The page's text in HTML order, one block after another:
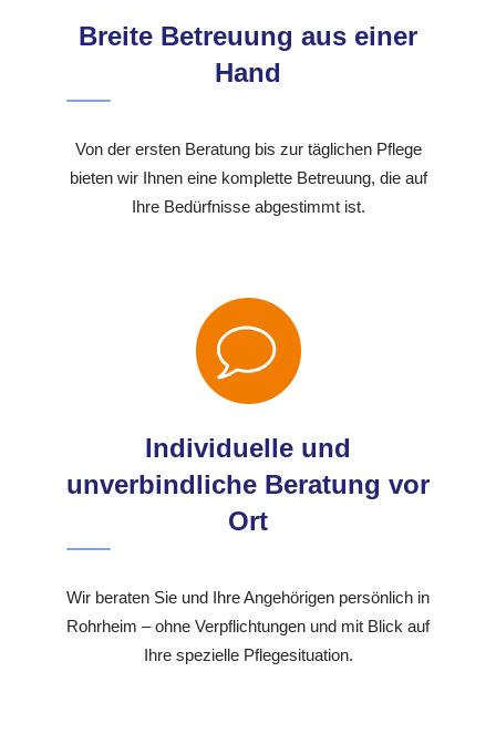
Breite Betreuung aus einer
Hand
Von der ersten Beratung bis zur täglichen Pflege
bieten wir Ihnen eine komplette Betreuung, die auf
Ihre Bedürfnisse abgestimmt ist.
Individuelle und
unverbindliche Beratung vor
Ort
Wir beraten Sie und Ihre Angehörigen persönlich in
Rohrheim – ohne Verpflichtungen und mit Blick auf
Ihre spezielle Pflegesituation.